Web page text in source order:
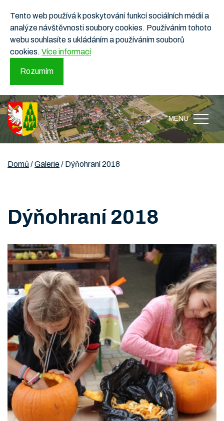
Tento web používá k poskytování funkcí sociálních médií a
analýze návštěvnosti soubory cookies. Používáním tohoto
webu souhlasíte s ukládáním a používáním souborů
cookies. Více informací
Rozumím
MENU
Domů /Galerie/ Dýňohraní 2018
Dýňohraní 2018